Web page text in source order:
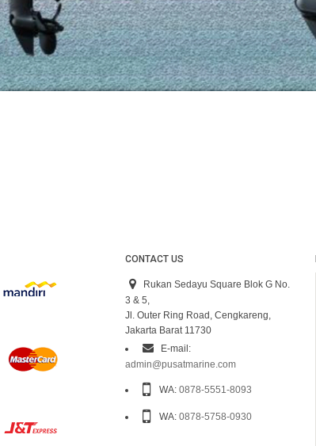
CONTACT US
Rukan Sedayu Square Blok G No.
3 & 5,
Jl. Outer Ring Road, Cengkareng,
Jakarta Barat 11730
E-mail:
admin@pusatmarine.com
WA: 0878-5551-8093
WA: 0878-5758-0930